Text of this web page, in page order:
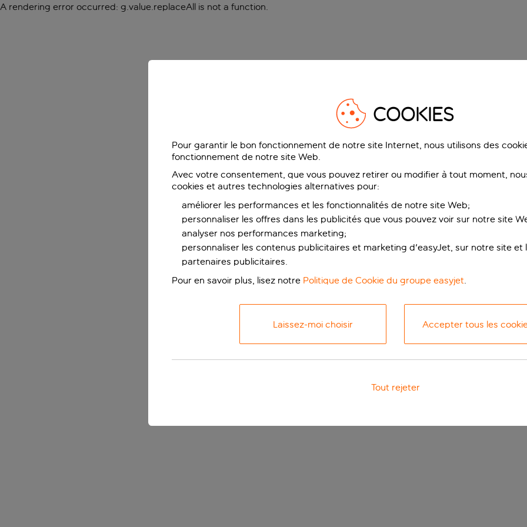
A rendering error occurred: g.value.replaceAll is not a function.
COOKIES
Pour garantir le bon fonctionnement de notre site Internet, nous utilisons des
fonctionnement de notre site Web.
Avec votre consentement, que vous pouvez retirer ou modifier à tout moment,
cookies et autres technologies alternatives pour:
améliorer les performances et les fonctionnalités de notre site Web;
personnaliser les offres dans les publicités que vous pouvez voir sur notre site
analyser nos performances marketing;
personnaliser les contenus publicitaires et marketing d'easyJet, sur notre site et
partenaires publicitaires.
Pour en savoir plus, lisez notre Politique de Cookie du groupe easyjet.
Laissez-moi choisir Accepter tous les
Tout rejeter